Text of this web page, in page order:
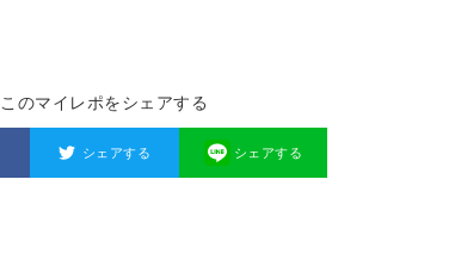
このマイレポをシェアする
シェアする シェアする